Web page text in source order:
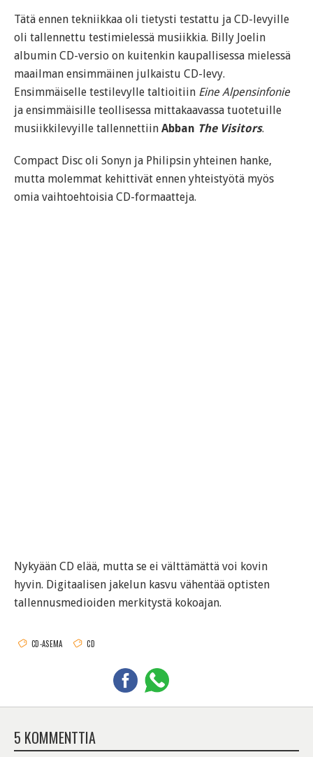
Tätä ennen tekniikkaa oli tietysti testattu ja CD-levyille
oli tallennettu testimielessä musiikkia. Billy Joelin
albumin CD-versio on kuitenkin kaupallisessa mielessä
maailman ensimmäinen julkaistu CD-levy.
Ensimmäiselle testilevylle taltioitiin Eine Alpensinfonie
ja ensimmäisille teollisessa mittakaavassa tuotetuille
musiikkilevyille tallennettiin Abban The Visitors.
Compact Disc oli Sonyn ja Philipsin yhteinen hanke,
mutta molemmat kehittivät ennen yhteistyötä myös
omia vaihtoehtoisia CD-formaatteja.
Nykyään CD elää, mutta se ei välttämättä voi kovin
hyvin. Digitaalisen jakelun kasvu vähentää optisten
tallennusmedioiden merkitystä kokoajan.
CD-ASEMA CD
5 KOMMENTTIA